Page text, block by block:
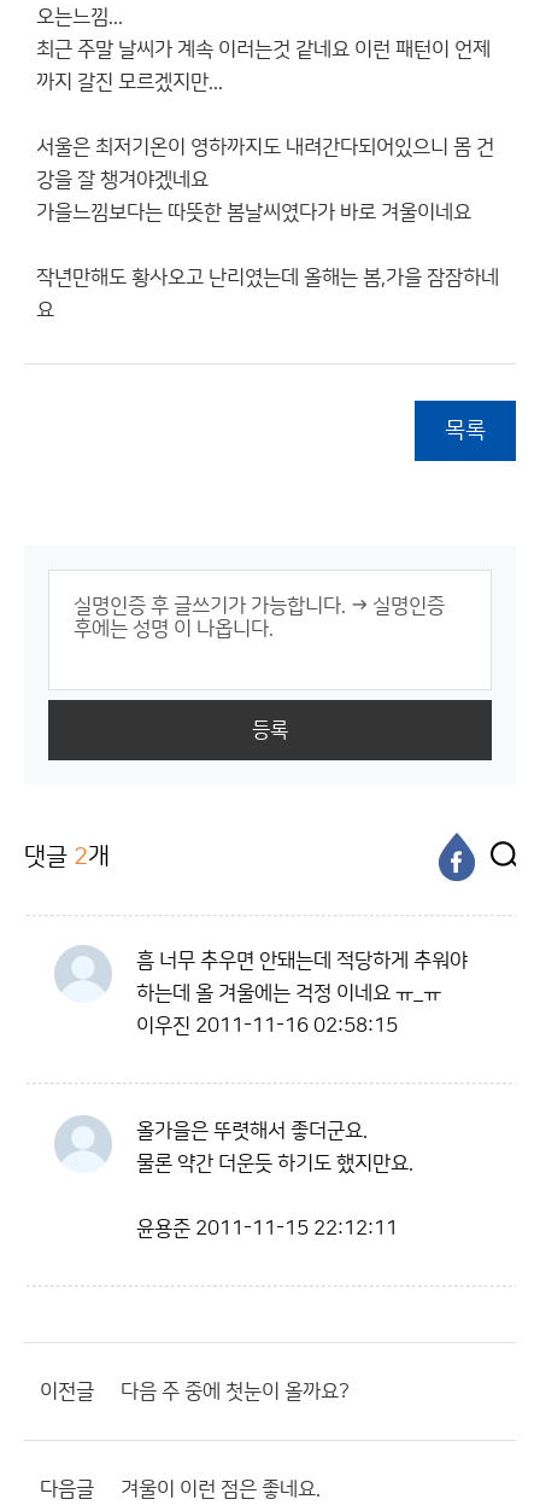
오는느낌...
최근 주말 날씨가 계속 이러는것 같네요 이런 패턴이 언제
까지 갈진 모르겠지만...
서울은 최저기온이 영하까지도 내려간다되어있으니 몸 건
강을 잘 챙겨야겠네요
가을느낌보다는 따뜻한 봄날씨였다가 바로 겨울이네요
작년만해도 황사오고 난리였는데 올해는 봄,가을 잠잠하네
요
목록
등록
댓글 2개
흠 너무 추우면 안돼는데 적당하게 추워야
하는데 올 겨울에는 걱정 이네요 ㅠ_ㅠ
이우진 2011-11-16 02:58:15
올가을은 뚜렷해서 좋더군요.
물론 약간 더운듯 하기도 했지만요.
윤용준 2011-11-15 22:12:11
이전글 다음 주 중에 첫눈이 올까요?
다음글 겨울이 이런 점은 좋네요.